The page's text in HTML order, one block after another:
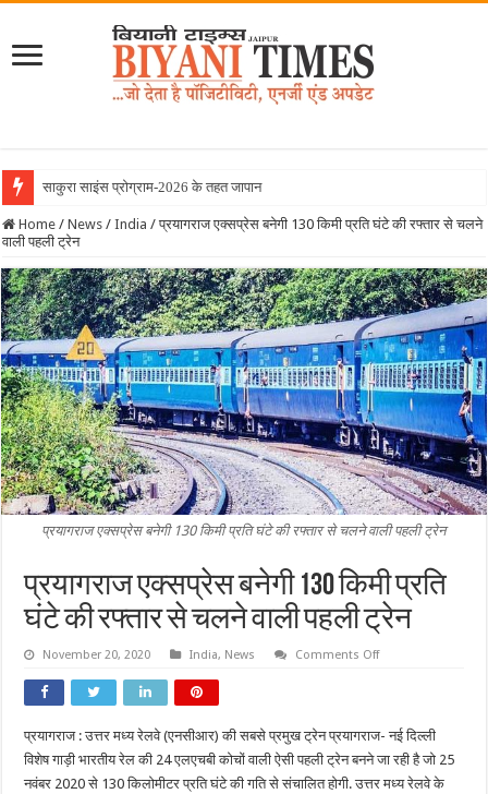
साकुरा साइंस प्रोग्राम-2026 के तहत जापान रवाना हुई ब
Home / News / India / प्रयागराज एक्सप्रेस बनेगी 130 किमी प्रति घंटे की रफ्तार से चलने
वाली पहली ट्रेन
प्रयागराज एक्सप्रेस बनेगी 130 किमी प्रति घंटे की रफ्तार से चलने वाली पहली ट्रेन
प्रयागराज एक्सप्रेस बनेगी 130 किमी प्रति
घंटे की रफ्तार से चलने वाली पहली ट्रेन
November 20, 2020 India, News Comments Offon
प्रति
घंटे
की
रफ्तार
प्रयागराज : उत्तर मध्य रेलवे (एनसीआर) की सबसे प्रमुख ट्रेन प्रयागराज- नई दिल्ली
विशेष गाड़ी भारतीय रेल की 24 एलएचबी कोचों वाली ऐसी पहली ट्रेन बनने जा रही है जो 25
नवंबर 2020 से 130 किलोमीटर प्रति घंटे की गति से संचालित होगी. उत्तर मध्य रेलवे के